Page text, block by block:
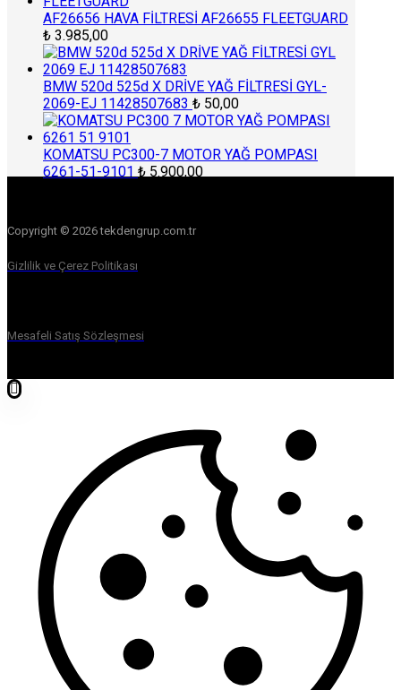
AF26656 HAVA FİLTRESİ AF26655 FLEETGUARD
₺ 3.985,00
BMW 520d 525d X DRİVE YAĞ FİLTRESİ GYL-
2069-EJ 11428507683 ₺ 50,00
KOMATSU PC300-7 MOTOR YAĞ POMPASI
6261-51-9101 ₺ 5.900,00
Copyright © 2026 tekdengrup.com.tr
Gizlilik ve Çerez Politikası
Mesafeli Satış Sözleşmesi